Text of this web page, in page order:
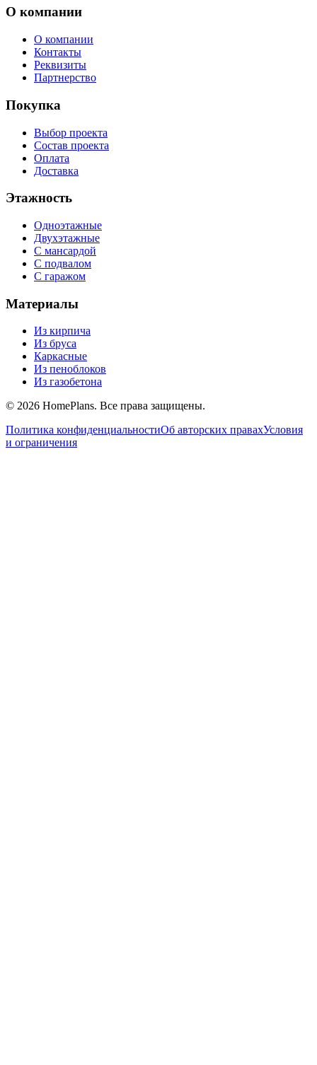
О компании
О компании
Контакты
Реквизиты
Партнерство
Покупка
Выбор проекта
Состав проекта
Оплата
Доставка
Этажность
Одноэтажные
Двухэтажные
С мансардой
С подвалом
С гаражом
Материалы
Из кирпича
Из бруса
Каркасные
Из пеноблоков
Из газобетона
© 2026 HomePlans. Все права защищены.
Политика конфиденциальностиОб авторских правахУсловия
и ограничения